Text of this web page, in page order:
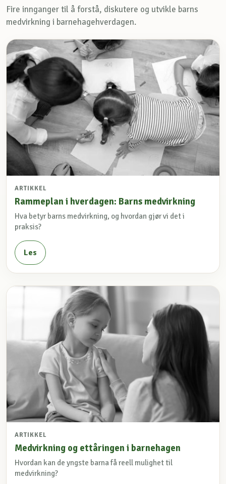
Fire innganger til å forstå, diskutere og utvikle barns
medvirkning i barnehagehverdagen.
ARTIKKEL
Rammeplan i hverdagen: Barns medvirkning
Hva betyr barns medvirkning, og hvordan gjør vi det i
praksis?
Les
ARTIKKEL
Medvirkning og ettåringen i barnehagen
Hvordan kan de yngste barna få reell mulighet til
medvirkning?